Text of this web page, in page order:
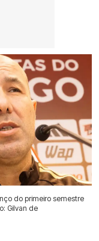
do primeiro semestre
Gilvan de